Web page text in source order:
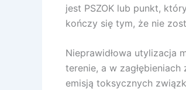
jest PSZOK lub punkt,
kończy się tym, że nie
Nieprawidłowa utylizacja
terenie, a w
emisją toksycznych